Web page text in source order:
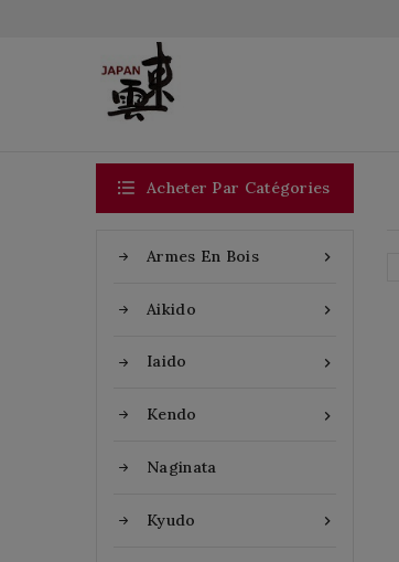
 Acheter Par Catégories

Armes En Bois

Aikido

Iaido

Kendo
Naginata

Kyudo